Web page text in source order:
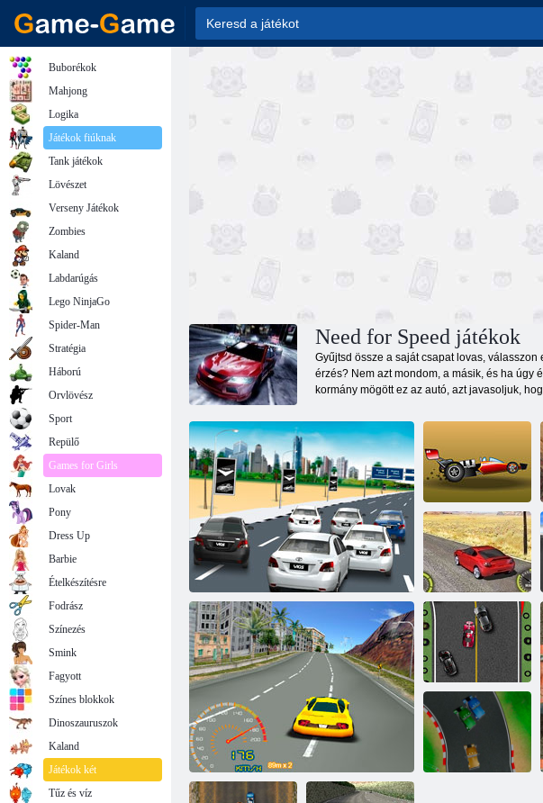
Need for Speed ​​játékok
Gyűjtsd össze a saját csapat lovas,
érzés? Nem azt mondom, a másik, és ha úgy
kormány mögött ez az autó, azt javasoljuk,
3D-futam
Drag Race
Demon 2
Test Drive
Hyundai
Rally Racing
Buborékok
Mahjong
Logika
Játékok fiúknak
Tank játékok
Lövészet
Verseny Játékok
Zombies
Kaland
Labdarúgás
Lego NinjaGo
Spider-Man
Stratégia
Háború
Orvlövész
Sport
Repülő
Games for Girls
Lovak
Pony
Dress Up
Barbie
Ételkészítésre
Fodrász
Színezés
Smink
Fagyott
Színes blokkok
Dinoszauruszok
Kaland
Játékok két
Tűz és víz